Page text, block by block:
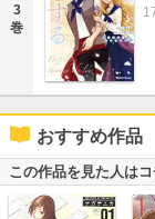
3
巻
おすすめ作品
この作品を見た人は